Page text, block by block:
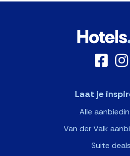
Laat je
Alle
Van der Valk
Suite deals